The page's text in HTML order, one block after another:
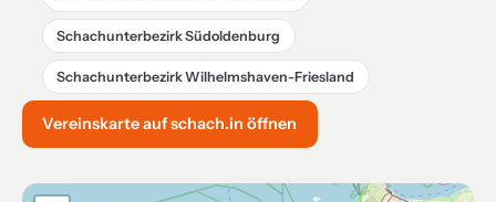
Schachunterbezirk Südoldenburg
Schachunterbezirk Wilhelmshaven-Friesland
Vereinskarte auf schach.in öffnen